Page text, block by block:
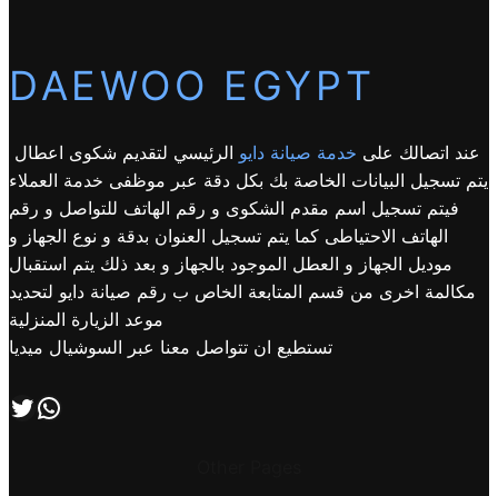
DAEWOO EGYPT
عند اتصالك على خدمة صيانة دايو الرئيسي لتقديم شكوى اعطال
يتم تسجيل البيانات الخاصة بك بكل دقة عبر موظفى خدمة العملاء
فيتم تسجيل اسم مقدم الشكوى و رقم الهاتف للتواصل و رقم
الهاتف الاحتياطى كما يتم تسجيل العنوان بدقة و نوع الجهاز و
موديل الجهاز و العطل الموجود بالجهاز و بعد ذلك يتم استقبال
مكالمة اخرى من قسم المتابعة الخاص ب رقم صيانة دايو لتحديد
موعد الزيارة المنزلية
تستطيع ان تتواصل معنا عبر السوشيال ميديا
تابعنا علي صفحة التويتر اتصل بنا علي طريق الوتساب